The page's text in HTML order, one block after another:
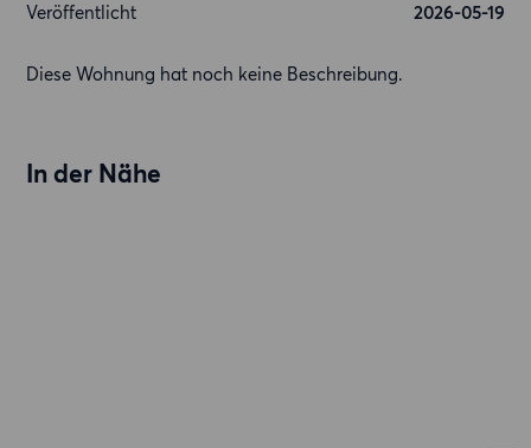
Veröffentlicht
2026-05-19
Diese Wohnung hat noch keine Beschreibung.
In der Nähe